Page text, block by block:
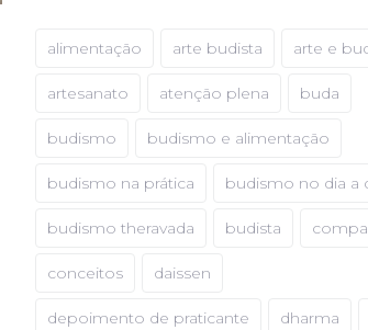
alimentação arte budista arte e
artesanato atenção plena buda
budismo budismo e alimentação
budismo na prática budismo no dia a
budismo theravada budista
conceitos daissen
depoimento de praticante dharma